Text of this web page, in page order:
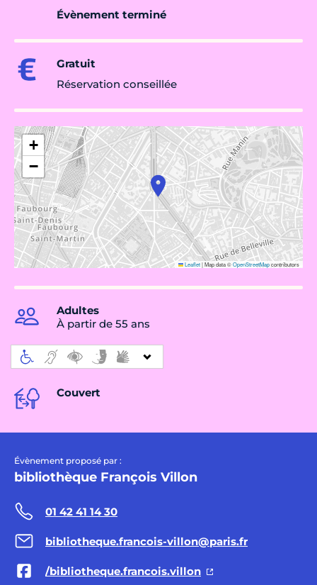
Évènement terminé
Gratuit
Réservation conseillée
+
−
Leaflet|Map data ©OpenStreetMapcontributors
Adultes
À partir de 55 ans
Couvert
Évènement proposé par :
bibliothèque François Villon
01 42 41 14 30
bibliotheque.francois-villon@paris.fr
/bibliotheque.francois.villon